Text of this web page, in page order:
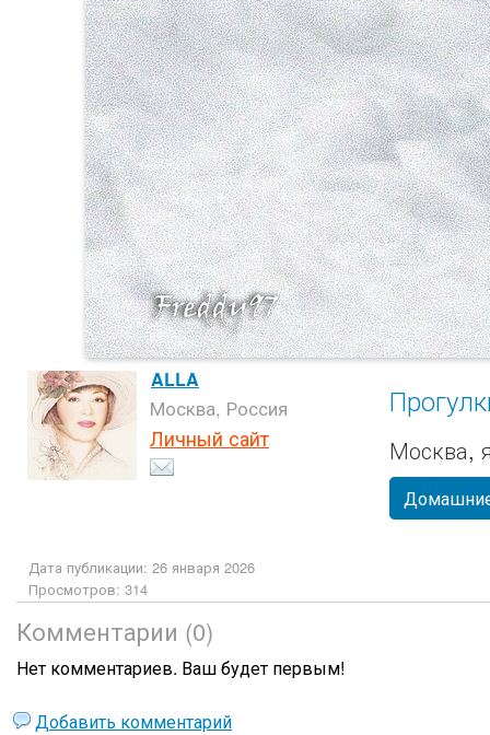
ALLA
Москва, Россия
Личный сайт Москва,
Дата публикации: 26 января 2026
Просмотров: 314
Комментарии (0)
Нет комментариев. Ваш будет первым!
Добавить комментарий